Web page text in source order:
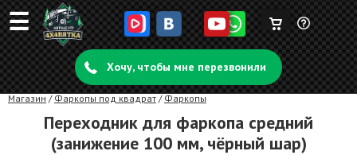
☰ Задать
вопрос
Корзина
пуста
Хочу, чтобы мне перезвонили
Магазин / Фаркопы под квадрат / Фаркопы
Переходник для фаркопа средний
(занижение 100 мм, чёрный шар)